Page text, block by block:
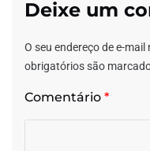
Deixe um
O seu endereço de e-
obrigatórios são
Comentário *